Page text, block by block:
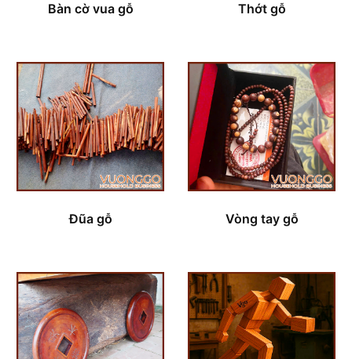
Bàn cờ vua gỗ Thớt gỗ
Đũa gỗ Vòng tay gỗ